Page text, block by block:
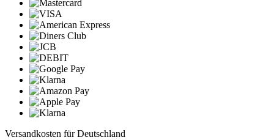
Versandkosten für Deutschland